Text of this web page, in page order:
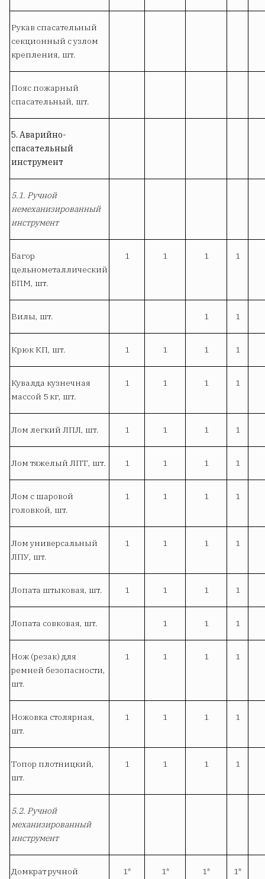
Рукав спасательный
секционный с узлом
крепления, шт.
Пояс пожарный
спасательный, шт.
5. Аварийно-
спасательный
инструмент
5.1. Ручной
немеханизированный
инструмент
Багор
цельнометаллический
БПМ, шт.
1 1 1 1
Вилы, шт. 1 1
Крюк КП, шт. 1 1 1 1
Кувалда кузнечная
массой 5 кг, шт.
1 1 1 1
Лом легкий ЛПЛ, шт. 1 1 1 1
Лом тяжелый ЛПТ, шт. 1 1 1 1
Лом с шаровой
головкой, шт.
1 1 1 1
Лом универсальный
ЛПУ, шт.
1 1 1 1
Лопата штыковая, шт. 1 1 1 1
Лопата совковая, шт. 1 1 1
Нож (резак) для
ремней безопасности,
шт.
1 1 1 1
Ножовка столярная,
шт.
1 1 1 1
Топор плотницкий,
шт.
1 1 1 1
5.2. Ручной
механизированный
инструмент
Домкрат ручной 1* 1* 1* 1*